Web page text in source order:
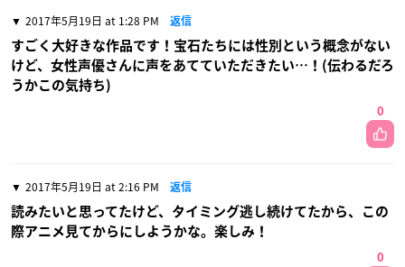
2017年5月19日 at 1:28 PM 返信
すごく大好きな作品です！宝石たちには性別という概念がない
けど、女性声優さんに声をあてていただきたい…！(伝わるだろ
うかこの気持ち)
0
2017年5月19日 at 2:16 PM 返信
読みたいと思ってたけど、タイミング逃し続けてたから、この
際アニメ見てからにしようかな。楽しみ！
0